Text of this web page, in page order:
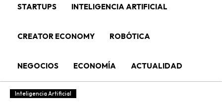
STARTUPS INTELIGENCIA ARTIFICIAL
CREATOR ECONOMY ROBÓTICA
NEGOCIOS ECONOMÍA ACTUALIDAD
Inteligencia Artificial